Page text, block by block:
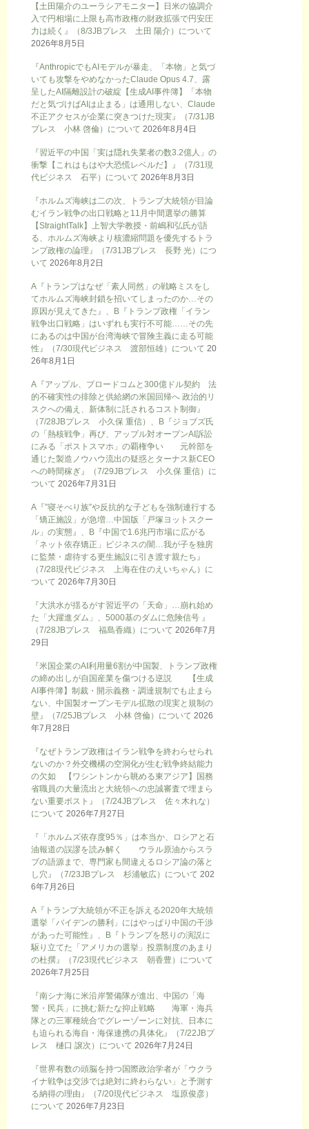
【土田陽介のユーラシアモニター】日米の協調介
入で円相場に上限も高市政権の財政拡張で円安圧
力は続く』（8/3JBプレス 土田 陽介）について
2026年8月5日
『AnthropicでもAIモデルが暴走、「本物」と気づ
いても攻撃をやめなかったClaude Opus 4.7、露
呈したAI隔離設計の破綻【生成AI事件簿】「本物
だと気づけばAIは止まる」は通用しない、Claude
不正アクセスが企業に突きつけた現実』（7/31JB
プレス 小林 啓倫）について 2026年8月4日
『習近平の中国「実は隠れ失業者の数3.2億人」の
衝撃【これはもはや大恐慌レベルだ】』（7/31現
代ビジネス 石平）について 2026年8月3日
『ホルムズ海峡は二の次、トランプ大統領が目論
むイラン戦争の出口戦略と11月中間選挙の勝算
【StraightTalk】上智大学教授・前嶋和弘氏が語
る、ホルムズ海峡より核濃縮問題を優先するトラ
ンプ政権の論理』（7/31JBプレス 長野 光）につ
いて 2026年8月2日
A『トランプはなぜ「素人同然」の戦略ミスをし
てホルムズ海峡封鎖を招いてしまったのか…その
原因が見えてきた』、B『トランプ政権「イラン
戦争出口戦略」はいずれも実行不可能……その先
にあるのは中国が台湾海峡で冒険主義に走る可能
性』（7/30現代ビジネス 渡部恒雄）について 20
26年8月1日
A『アップル、ブロードコムと300億ドル契約 法
的不確実性の排除と供給網の米国回帰へ 政治的リ
スクへの備え、新体制に託されるコスト制御』
（7/28JBプレス 小久保 重信）、B『ジョブズ氏
の「熱核戦争」再び、アップル対オープンAI訴訟
にみる「ポストスマホ」の覇権争い 元幹部を
通じた製造ノウハウ流出の疑惑とターナス新CEO
への時間稼ぎ』（7/29JBプレス 小久保 重信）に
ついて 2026年7月31日
A『”寝そべり族”や反抗的な子どもを強制連行する
「矯正施設」が急増…中国版「戸塚ヨットスクー
ル」の実態』、B『中国で1.6兆円市場に広がる
「ネット依存矯正」ビジネスの闇…我が子を独房
に監禁・虐待する更生施設に引き渡す親たち』
（7/28現代ビジネス 上海在住のえいちゃん）に
ついて 2026年7月30日
『大洪水が揺るがす習近平の「天命」…崩れ始め
た「大躍進ダム」、5000基のダムに危険信号 』
（7/28JBプレス 福島香織）について 2026年7月
29日
『米国企業のAI利用量6割が中国製、トランプ政権
の締め出しが自国産業を傷つける逆説 【生成
AI事件簿】制裁・開示義務・調達規制でも止まら
ない、中国製オープンモデル拡散の現実と規制の
壁』（7/25JBプレス 小林 啓倫）について 2026
年7月28日
『なぜトランプ政権はイラン戦争を終わらせられ
ないのか？外交機構の空洞化が生む戦争終結能力
の欠如 【ワシントンから眺める東アジア】国務
省職員の大量流出と大統領への忠誠審査で埋まら
ない重要ポスト』（7/24JBプレス 佐々木れな）
について 2026年7月27日
『「ホルムズ依存度95％」は本当か、ロシアと石
油報道の誤謬を読み解く ウラル原油からスラ
ブの語源まで、専門家も間違えるロシア論の落と
し穴』（7/23JBプレス 杉浦敏広）について 202
6年7月26日
A『トランプ大統領が不正を訴える2020年大統領
選挙「バイデンの勝利」にはやっぱり中国の干渉
があった可能性』、B『トランプを怒りの演説に
駆り立てた「アメリカの選挙」投票制度のあまり
の杜撰』（7/23現代ビジネス 朝香豊）について
2026年7月25日
『南シナ海に米沿岸警備隊が進出、中国の「海
警・民兵」に挑む新たな抑止戦略 海軍・海兵
隊との三軍種統合でグレーゾーンに対抗、日本に
も迫られる海自・海保連携の具体化』（7/22JBプ
レス 樋口 譲次）について 2026年7月24日
『世界有数の頭脳を持つ国際政治学者が「ウクラ
イナ戦争は交渉では絶対に終わらない」と予測す
る納得の理由』（7/20現代ビジネス 塩原俊彦）
について 2026年7月23日